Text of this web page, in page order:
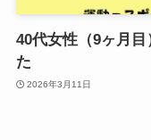
40代女性（9ヶ月
た
2026年3月11日